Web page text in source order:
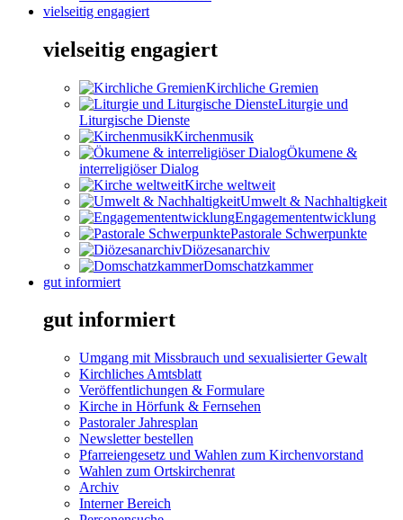
vielseitig engagiert
vielseitig engagiert
Kirchliche Gremien
Liturgie und
Liturgische Dienste
Kirchenmusik
Ökumene &
interreligiöser Dialog
Kirche weltweit
Umwelt & Nachhaltigkeit
Engagemententwicklung
Pastorale Schwerpunkte
Diözesanarchiv
Domschatzkammer
gut informiert
gut informiert
Umgang mit Missbrauch und sexualisierter Gewalt
Kirchliches Amtsblatt
Veröffentlichungen & Formulare
Kirche in Hörfunk & Fernsehen
Pastoraler Jahresplan
Newsletter bestellen
Pfarreiengesetz und Wahlen zum Kirchenvorstand
Wahlen zum Ortskirchenrat
Archiv
Interner Bereich